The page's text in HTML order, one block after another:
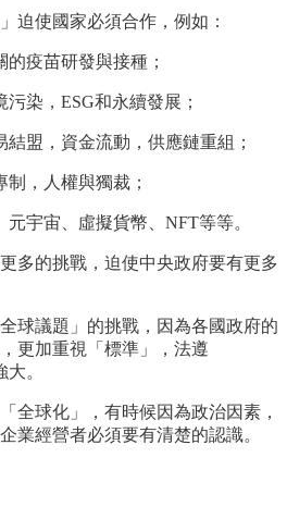
迫使國家必須合作，例如：
疫苗研發與接種；
染，ESG和永續發展；
盟，資金流動，供應鏈重組；
，人權與獨裁；
宇宙、虛擬貨幣、NFT等等。
多的挑戰，迫使中央政府要有更多
球議題」的挑戰，因為各國政府的
更加重視「標準」，法遵
大。
全球化」，有時候因為政治因素，
業經營者必須要有清楚的認識。